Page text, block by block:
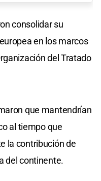
consolidar su
en los marcos
del Tratado
que mantendrían
al tiempo que
la contribución de
del continente.